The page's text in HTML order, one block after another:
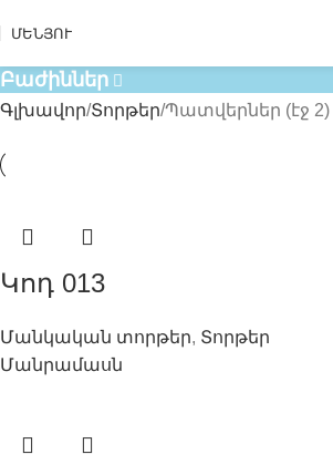
ՄԵՆՅՈՒ
Տորթեր
Բաժիններ
Գլխավոր Տորթեր Պատվերներ (էջ 2)
Կոդ 013
Մանկական տորթեր, Տորթեր
Մանրամասն